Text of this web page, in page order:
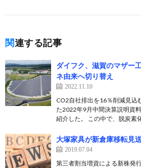
関連する記事
ダイフク、滋賀のマザー
ネ由来へ切り替え
2022.11.10
CO2自社排出を16％削減見込
た2022年9月中間決算説明資
紹介した。 この中で、脱炭素
大塚家具が新倉庫移転見
2019.07.04
第三者割当増資による新株発